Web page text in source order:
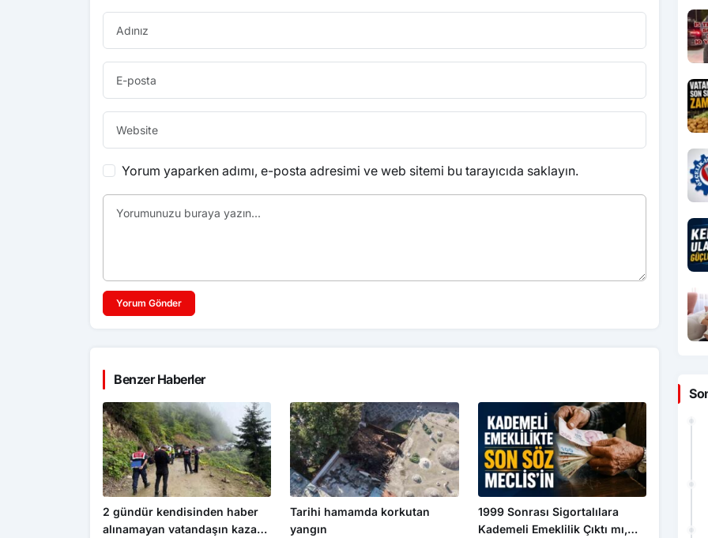
Yorum yaparken adımı, e-posta adresimi ve web sitemi bu tarayıcıda saklayın.
Yorum Gönder
Benzer Haberler
2 gündür kendisinden haber
alınamayan vatandaşın kazada
Tarihi hamamda korkutan
yangın
1999 Sonrası Sigortalılara
Kademeli Emeklilik Çıktı mı,